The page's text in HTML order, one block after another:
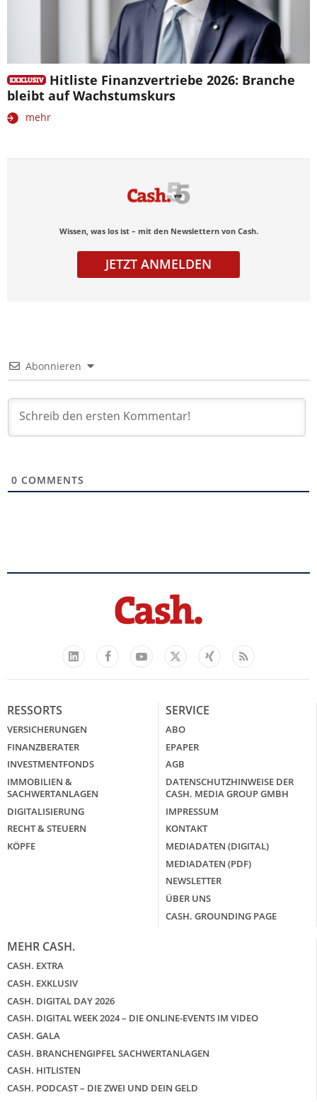
Hitliste Finanzvertriebe 2026: Branche
bleibt auf Wachstumskurs
mehr
Wissen, was los ist – mit den Newslettern von Cash.
JETZT ANMELDEN
Abonnieren
0 COMMENTS
LinkedIn
FacebookYouTube
X
Xing Feed
RESSORTS
VERSICHERUNGEN
FINANZBERATER
INVESTMENTFONDS
IMMOBILIEN &
SACHWERTANLAGEN
DIGITALISIERUNG
RECHT & STEUERN
KÖPFE
SERVICE
ABO
EPAPER
AGB
DATENSCHUTZHINWEISE DER
CASH. MEDIA GROUP GMBH
IMPRESSUM
KONTAKT
MEDIADATEN (DIGITAL)
MEDIADATEN (PDF)
NEWSLETTER
ÜBER UNS
CASH. GROUNDING PAGE
MEHR CASH.
CASH. EXTRA
CASH. EXKLUSIV
CASH. DIGITAL DAY 2026
CASH. DIGITAL WEEK 2024 – DIE ONLINE-EVENTS IM VIDEO
CASH. GALA
CASH. BRANCHENGIPFEL SACHWERTANLAGEN
CASH. HITLISTEN
CASH. PODCAST – DIE ZWEI UND DEIN GELD